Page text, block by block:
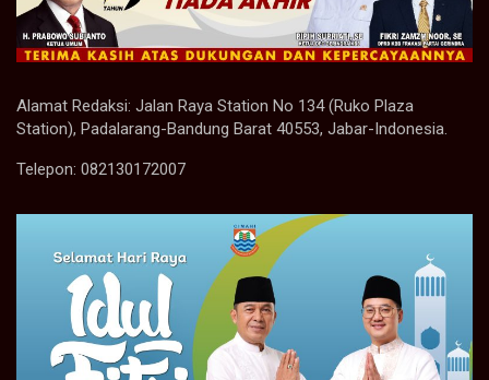
Alamat Redaksi: Jalan Raya Station No 134 (Ruko Plaza
Station), Padalarang-Bandung Barat 40553, Jabar-Indonesia.
Telepon: 082130172007